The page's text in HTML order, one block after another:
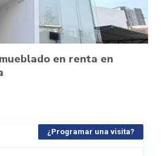
en renta en
¿Programar una visita?